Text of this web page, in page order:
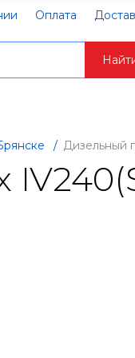
Оплата
/ Дизельный